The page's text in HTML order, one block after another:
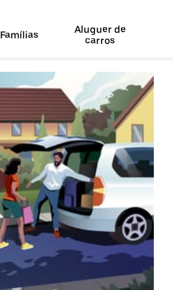
Famílias
Aluguer de
carros